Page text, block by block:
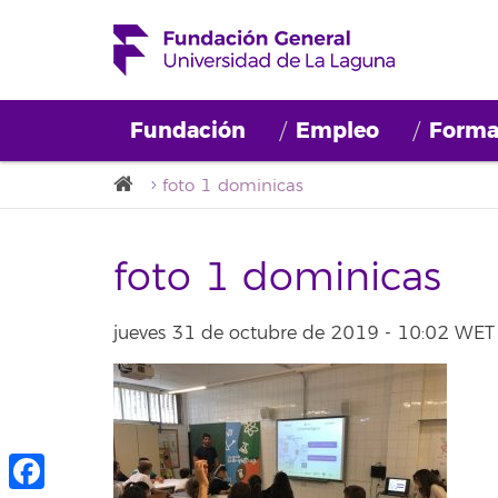
Fundación Empleo
foto 1 dominicas
foto 1 dominicas
jueves 31 de octubre de 2019 - 10:02 WET